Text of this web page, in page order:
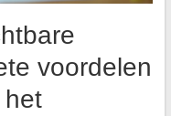
voordelen